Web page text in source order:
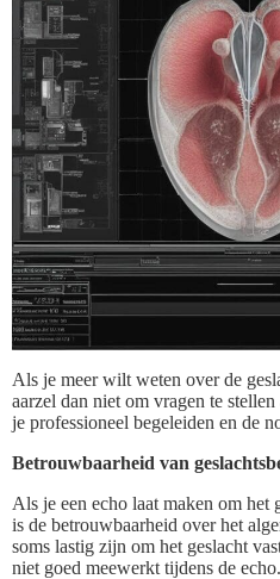
Als je meer wilt weten over de
aarzel dan niet om vragen te
je professioneel begeleiden en de
Betrouwbaarheid van
Als je een echo laat maken om het
is de betrouwbaarheid over het
soms lastig zijn om het geslacht
niet goed meewerkt tijdens de